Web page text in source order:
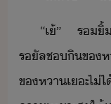
“​เ้​”​ ​ร​ิ้
รัล​ช​ิ​ข
ขหา​เะ​